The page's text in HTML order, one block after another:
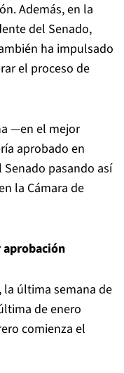
Además, en la
del Senado,
ha impulsado
el proceso de
—en el mejor
aprobado en
pasando así
la Cámara de
aprobación
la última semana de
de enero
comienza el